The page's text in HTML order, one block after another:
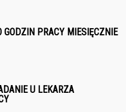
PRACY MIESIĘCZNIE
U LEKARZA